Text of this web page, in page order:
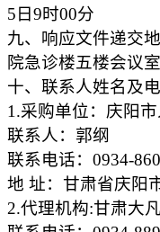
5日9时00分
九、响应文件递交
院急诊楼五楼会议室
十、联系人姓名及
1.采购单位：庆阳
联系人：郭纲
联系电话：0934-
地 址：甘肃省庆阳
2.代理机构:甘肃大